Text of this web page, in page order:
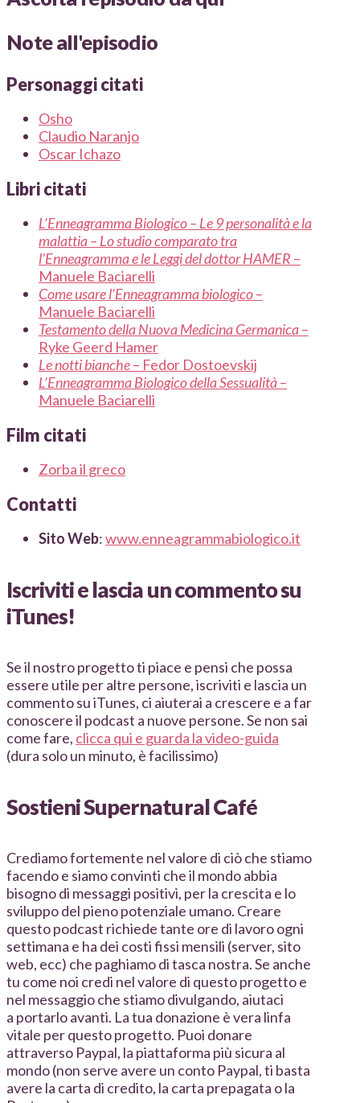
Note all'episodio
Personaggi citati
Osho
Claudio Naranjo
Oscar Ichazo
Libri citati
L’Enneagramma Biologico – Le 9 personalità e la
malattia – Lo studio comparato tra
l’Enneagramma e le Leggi del dottor HAMER –
Manuele Baciarelli
Come usare l’Enneagramma biologico–
Manuele Baciarelli
Testamento della Nuova Medicina Germanica–
Ryke Geerd Hamer
Le notti bianche– Fedor Dostoevskij
L’Enneagramma Biologico della Sessualità–
Manuele Baciarelli
Film citati
Zorba il greco
Contatti
Sito Web:www.enneagrammabiologico.it
Iscriviti e lascia un commento su
iTunes!
Se il nostro progetto ti piace e pensi che possa
essere utile per altre persone, iscriviti e lascia un
commento su iTunes, ci aiuterai a crescere e a far
conoscere il podcast a nuove persone. Se non sai
come fare, clicca qui e guarda la video-guida
(dura solo un minuto, è facilissimo)
Sostieni Supernatural Café
Crediamo fortemente nel valore di ciò che stiamo
facendo e siamo convinti che il mondo abbia
bisogno di messaggi positivi, per la crescita e lo
sviluppo del pieno potenziale umano. Creare
questo podcast richiede tante ore di lavoro ogni
settimana e ha dei costi fissi mensili (server, sito
web, ecc) che paghiamo di tasca nostra. Se anche
tu come noi credi nel valore di questo progetto e
nel messaggio che stiamo divulgando, aiutaci
a portarlo avanti. La tua donazione è vera linfa
vitale per questo progetto. Puoi donare
attraverso Paypal, la piattaforma più sicura al
mondo (non serve avere un conto Paypal, ti basta
avere la carta di credito, la carta prepagata o la